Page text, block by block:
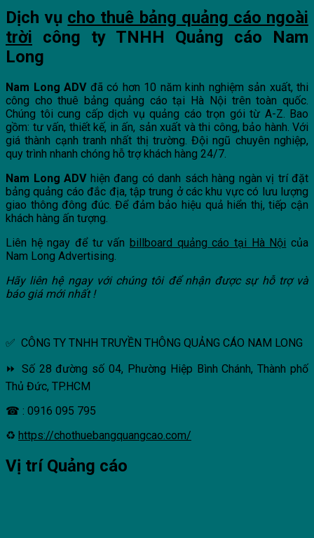
Dịch vụ cho thuê bảng quảng cáo ngoài
trời công ty TNHH Quảng cáo Nam
Long
Nam Long ADVđã có hơn 10 năm kinh nghiệm sản xuất, thi
công cho thuê bảng quảng cáo tại Hà Nội trên toàn quốc.
Chúng tôi cung cấp dịch vụ quảng cáo trọn gói từ A-Z. Bao
gồm: tư vấn, thiết kế, in ấn, sản xuất và thi công, bảo hành. Với
giá thành cạnh tranh nhất thị trường. Đội ngũ chuyên nghiệp,
quy trình nhanh chóng hỗ trợ khách hàng 24/7.
Nam Long ADVhiện đang có danh sách hàng ngàn vị trí đặt
bảng quảng cáo đắc địa, tập trung ở các khu vực có lưu lượng
giao thông đông đúc. Để đảm bảo hiệu quả hiển thị, tiếp cận
khách hàng ấn tượng.
Liên hệ ngay để tư vấn billboard quảng cáo tại Hà Nội của
Nam Long Advertising.
Hãy liên hệ ngay với chúng tôi để nhận được sự hỗ trợ và
báo giá mới nhất !
✅ CÔNG TY TNHH TRUYỀN THÔNG QUẢNG CÁO NAM LONG
⏩ Số 28 đường số 04, Phường Hiệp Bình Chánh, Thành phố
Thủ Đức, TP.HCM
☎ : 0916 095 795
♻ https://chothuebangquangcao.com/
Vị trí Quảng cáo